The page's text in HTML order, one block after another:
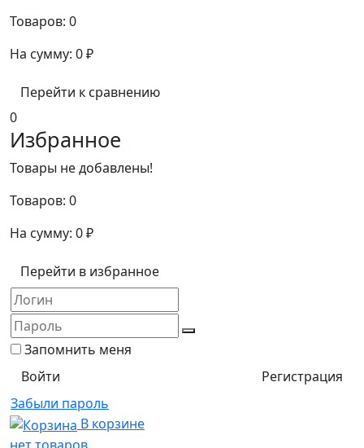
Товаров: 0
На сумму: 0₽
Перейти к сравнению
0
Избранное
Товары не добавлены!
Товаров: 0
На сумму: 0₽
Перейти в избранное
Запомнить меня
Регистрация
Забыли пароль
В корзине